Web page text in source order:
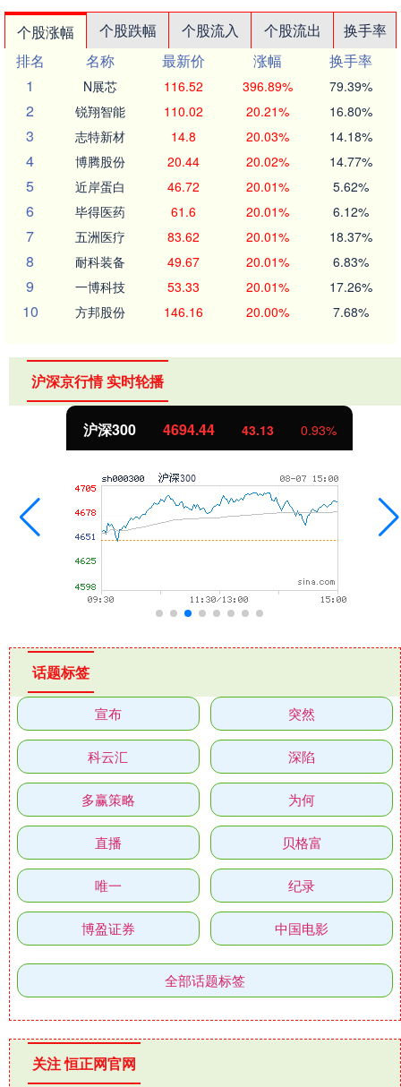
个股涨幅 个股跌幅 个股流入 个股流出
换手率
排名
名称 最新价 涨幅
换手率
1
N展芯 116.52 396.89% 79.39%
2 锐翔智能 110.02 20.21% 16.80%
3 志特新材 14.8 20.03% 14.18%
4 博腾股份 20.44 20.02% 14.77%
5 近岸蛋白 46.72 20.01% 5.62%
6 毕得医药 61.6 20.01% 6.12%
7 五洲医疗 83.62 20.01% 18.37%
8 耐科装备 49.67 20.01% 6.83%
9 一博科技 53.33 20.01% 17.26%
10 方邦股份 146.16 20.00% 7.68%
沪深京行情 实时轮播
北证50 1134.24 11.37 1.01%
话题标签
宣布 突然
科云汇 深陷
多赢策略 为何
直播 贝格富
唯一 纪录
博盈证券 中国电影
全部话题标签
关注 恒正网官网